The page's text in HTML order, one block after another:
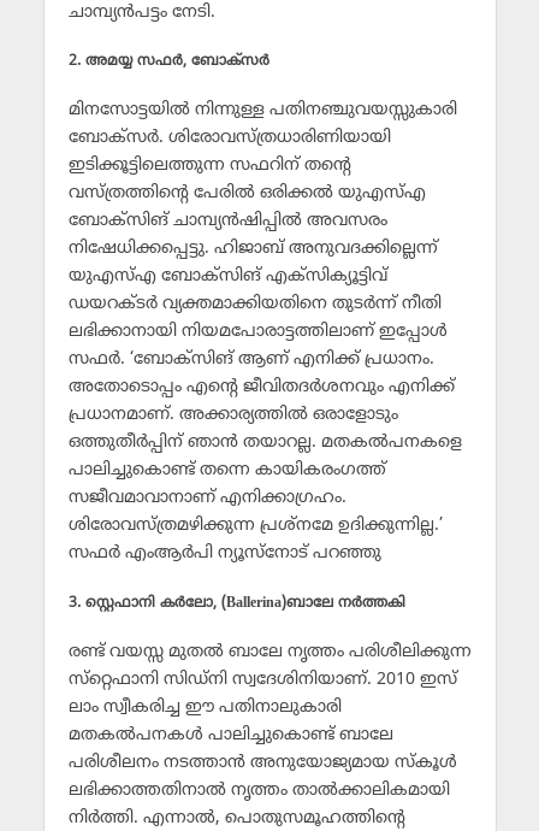
ചാമ്പ്യന്‍പട്ടം നേടി.
2. അമയ്യ സഫര്‍, ബോക്‌സര്‍
മിനസോട്ടയില്‍ നിന്നുള്ള പതിനഞ്ചുവയസ്സുകാരി
ബോക്‌സര്‍. ശിരോവസ്ത്രധാരിണിയായി
ഇടിക്കൂട്ടിലെത്തുന്ന സഫറിന് തന്റെ
വസ്ത്രത്തിന്റെ പേരില്‍ ഒരിക്കല്‍ യുഎസ്എ
ബോക്‌സിങ് ചാമ്പ്യന്‍ഷിപ്പില്‍ അവസരം
നിഷേധിക്കപ്പെട്ടു. ഹിജാബ് അനുവദക്കില്ലെന്ന്
യുഎസ്എ ബോക്‌സിങ് എക്‌സിക്യൂട്ടിവ്
ഡയറക്ടര്‍ വ്യക്തമാക്കിയതിനെ തുടര്‍ന്ന് നീതി
ലഭിക്കാനായി നിയമപോരാട്ടത്തിലാണ് ഇപ്പോള്‍
സഫര്‍. ‘ബോക്‌സിങ് ആണ് എനിക്ക് പ്രധാനം.
അതോടൊപ്പം എന്റെ ജീവിതദര്‍ശനവും എനിക്ക്
പ്രധാനമാണ്. അക്കാര്യത്തില്‍ ഒരാളോടും
ഒത്തുതീര്‍പ്പിന് ഞാന്‍ തയാറല്ല. മതകല്‍പനകളെ
പാലിച്ചുകൊണ്ട് തന്നെ കായികരംഗത്ത്
സജീവമാവാനാണ് എനിക്കാഗ്രഹം.
ശിരോവസ്ത്രമഴിക്കുന്ന പ്രശ്‌നമേ ഉദിക്കുന്നില്ല.’
സഫര്‍ എംആര്‍പി ന്യൂസ്‌നോട് പറഞ്ഞു
3. സ്റ്റെഫാനി കര്‍ലോ, (Ballerina)ബാലേ നര്‍ത്തകി
രണ്ട് വയസ്സ മുതല്‍ ബാലേ നൃത്തം പരിശീലിക്കുന്ന
സ്‌റ്റെഫാനി സിഡ്‌നി സ്വദേശിനിയാണ്. 2010 ഇസ്
ലാം സ്വീകരിച്ച ഈ പതിനാലുകാരി
മതകല്‍പനകള്‍ പാലിച്ചുകൊണ്ട് ബാലേ
പരിശീലനം നടത്താന്‍ അനുയോജ്യമായ സ്‌കൂള്‍
ലഭിക്കാത്തതിനാല്‍ നൃത്തം താല്‍ക്കാലികമായി
നിര്‍ത്തി. എന്നാല്‍, പൊതുസമൂഹത്തിന്റെ